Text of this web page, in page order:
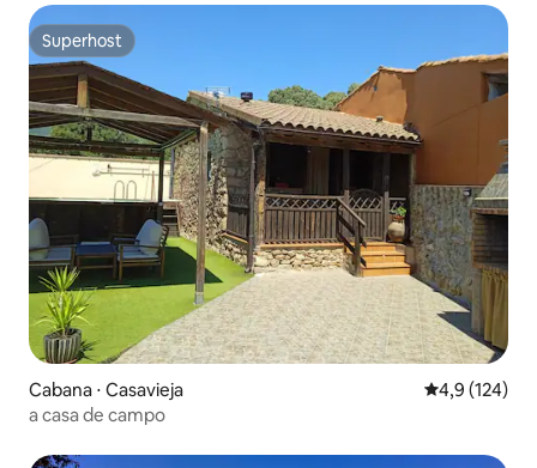
Superhost
Superhost
Cabana ⋅ Casavieja 4,9 de uma
4,9 (124)
a casa de campo